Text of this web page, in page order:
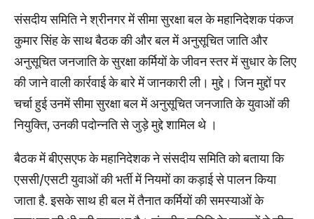
संसदीय समिति ने श्रीनगर में सीमा सुरक्षा बल के महानिदेशक पंकज
कुमार सिंह के साथ बैठक की और बल में अनुसूचित जाति और
अनुसूचित जनजाति के सुरक्षा कर्मियों के जीवन स्तर में सुधार के लिए
की जाने वाली कार्रवाई के बारे में जानकारी ली। मुद्दे। जिन मुद्दों पर
चर्चा हुई उनमें सीमा सुरक्षा बल में अनुसूचित जनजाति के युवाओं की
नियुक्ति, उनकी पदोन्नति से जुड़े मुद्दे शामिल थे ।
बैठक में बीएसएफ के महानिदेशक ने संसदीय समिति को बताया कि
एससी/एसटी युवाओं की भर्ती में नियमों का कड़ाई से पालन किया
जाता है. इसके साथ ही बल में तैनात कर्मियों की समस्याओं के